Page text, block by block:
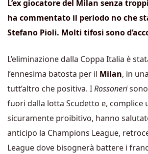
L’ex giocatore del Milan senza
ha commentato il periodo no che
Stefano Pioli. Molti tifosi sono
L’eliminazione dalla Coppa Italia è
l’ennesima batosta per il Milan, in
tutt’altro che positiva. IRossoneri
fuori dalla lotta Scudetto e, complice
sicuramente proibitivo, hanno
anticipo la Champions League,
League dove bisognerà battere i